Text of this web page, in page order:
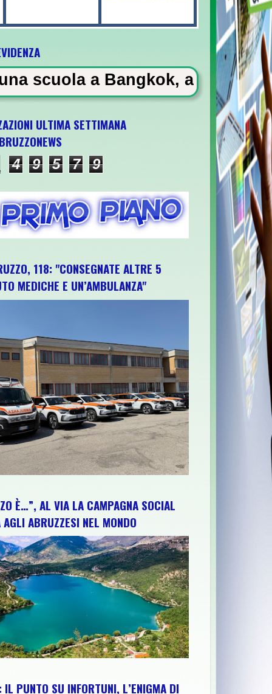
-
il 5 ottobre a Pescara l'ultima gara di
almeno 6 morti
ULTIMA SETTIMANA
4 9 5 7 9
118: "CONSEGNATE ALTRE 5
MEDICHE E UN’AMBULANZA"
È…”, AL VIA LA CAMPAGNA SOCIAL
AGLI ABRUZZESI NEL MONDO
IL PUNTO SU INFORTUNI, L’ENIGMA DI